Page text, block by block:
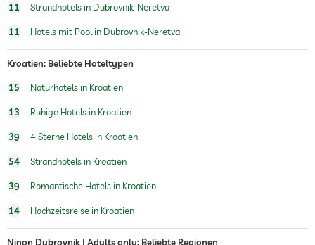
11 Strandhotels in Dubrovnik-Neretva
11 Hotels mit Pool in Dubrovnik-Neretva
Kroatien: Beliebte Hoteltypen
15 Naturhotels in Kroatien
13 Ruhige Hotels in Kroatien
39 4 Sterne Hotels in Kroatien
54 Strandhotels in Kroatien
39 Romantische Hotels in Kroatien
14 Hochzeitsreise in Kroatien
Ninon Dubrovnik | Adults only: Beliebte Regionen